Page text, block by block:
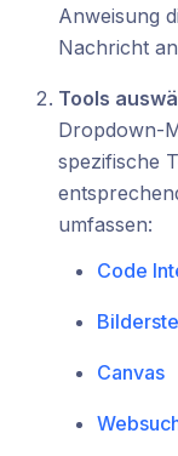
Anweisung
Nachricht
Tools
Dropdown-
spezifische
umfassen:
Code
Canvas